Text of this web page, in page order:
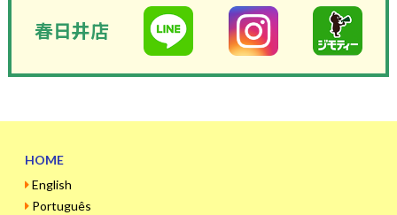
春日井店
HOME
English
Português